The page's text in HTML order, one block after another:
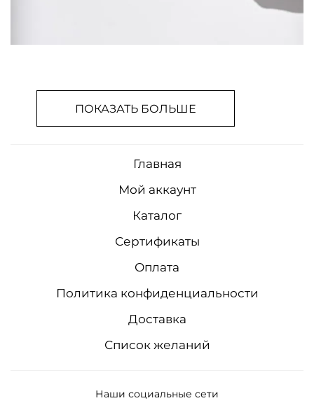
ПОКАЗАТЬ БОЛЬШЕ
Главная
Мой аккаунт
Каталог
Сертификаты
Оплата
Политика конфиденциальности
Доставка
Список желаний
Наши социальные сети